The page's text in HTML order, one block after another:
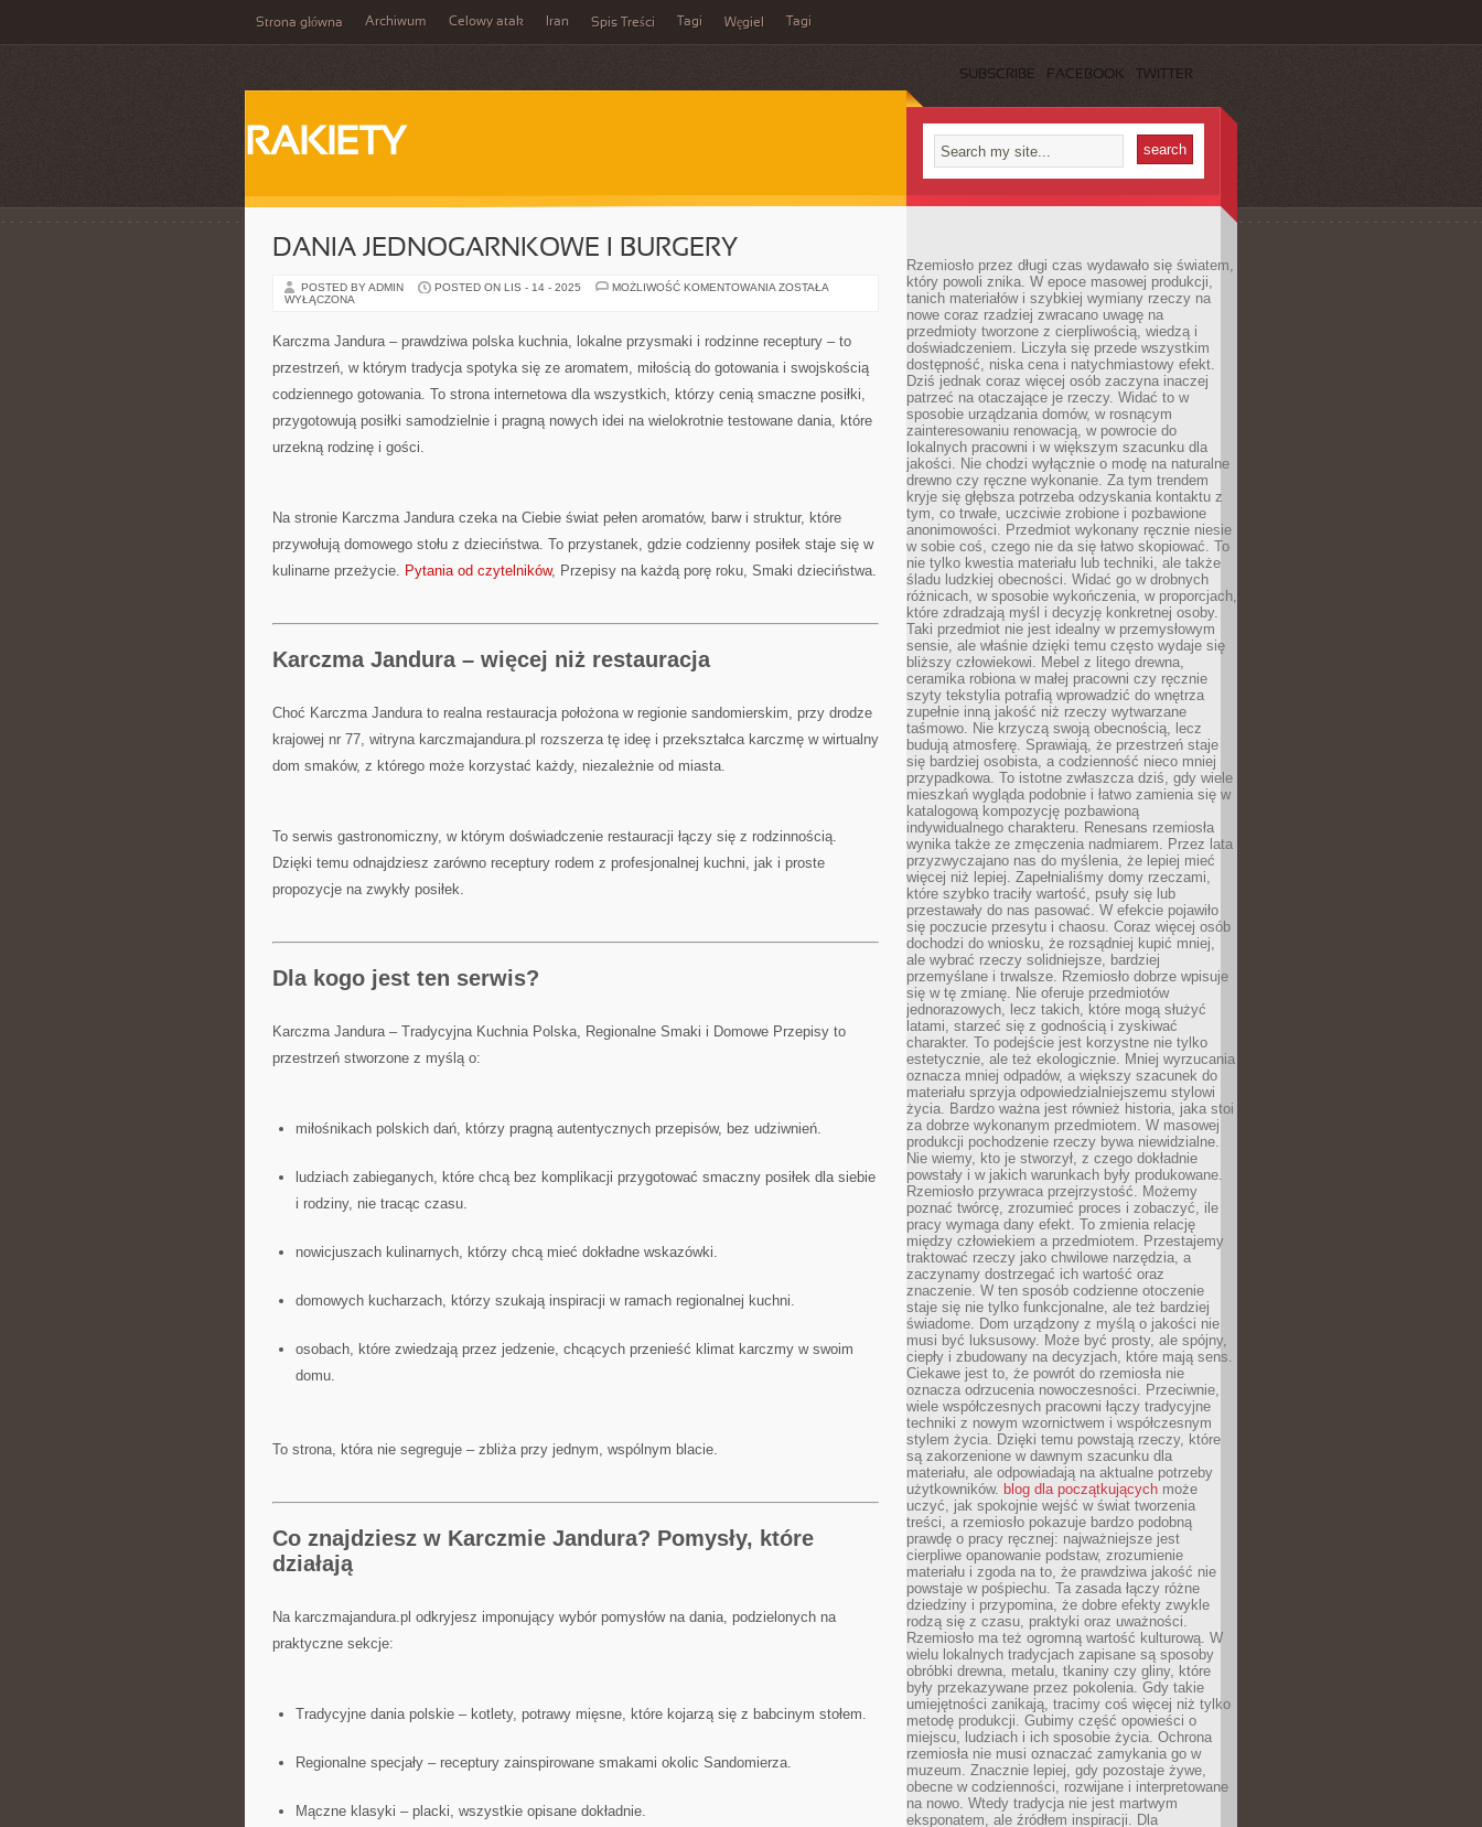
Strona główna Archiwum Celowy atak Iran Spis Treści Tagi Węgiel Tagi
SUBSCRIBE FACEBOOK TWITTER
RAKIETY
DANIA JEDNOGARNKOWE I BURGERY
POSTED BY ADMIN POSTED ON LIS - 14 - 2025 MOŻLIWOŚĆ KOMENTOWANIA DANIA
ZOSTAŁA
WYŁĄCZONA
Karczma Jandura – prawdziwa polska kuchnia, lokalne przysmaki i rodzinne receptury – to
przestrzeń, w którym tradycja spotyka się ze aromatem, miłością do gotowania i swojskością
codziennego gotowania. To strona internetowa dla wszystkich, którzy cenią smaczne posiłki,
przygotowują posiłki samodzielnie i pragną nowych idei na wielokrotnie testowane dania, które
urzekną rodzinę i gości.
Na stronie Karczma Jandura czeka na Ciebie świat pełen aromatów, barw i struktur, które
przywołują domowego stołu z dzieciństwa. To przystanek, gdzie codzienny posiłek staje się w
kulinarne przeżycie. Pytania od czytelników, Przepisy na każdą porę roku, Smaki dzieciństwa.
Karczma Jandura – więcej niż restauracja
Choć Karczma Jandura to realna restauracja położona w regionie sandomierskim, przy drodze
krajowej nr 77, witryna karczmajandura.pl rozszerza tę ideę i przekształca karczmę w wirtualny
dom smaków, z którego może korzystać każdy, niezależnie od miasta.
To serwis gastronomiczny, w którym doświadczenie restauracji łączy się z rodzinnością.
Dzięki temu odnajdziesz zarówno receptury rodem z profesjonalnej kuchni, jak i proste
propozycje na zwykły posiłek.
Dla kogo jest ten serwis?
Karczma Jandura – Tradycyjna Kuchnia Polska, Regionalne Smaki i Domowe Przepisy to
przestrzeń stworzone z myślą o:
miłośnikach polskich dań, którzy pragną autentycznych przepisów, bez udziwnień.
ludziach zabieganych, które chcą bez komplikacji przygotować smaczny posiłek dla siebie
i rodziny, nie tracąc czasu.
nowicjuszach kulinarnych, którzy chcą mieć dokładne wskazówki.
domowych kucharzach, którzy szukają inspiracji w ramach regionalnej kuchni.
osobach, które zwiedzają przez jedzenie, chcących przenieść klimat karczmy w swoim
domu.
To strona, która nie segreguje – zbliża przy jednym, wspólnym blacie.
Co znajdziesz w Karczmie Jandura? Pomysły, które
działają
Na karczmajandura.pl odkryjesz imponujący wybór pomysłów na dania, podzielonych na
praktyczne sekcje:
Tradycyjne dania polskie – kotlety, potrawy mięsne, które kojarzą się z babcinym stołem.
Regionalne specjały – receptury zainspirowane smakami okolic Sandomierza.
Mączne klasyki – placki, wszystkie opisane dokładnie.
Rzemiosło przez długi czas wydawało się światem,
który powoli znika. W epoce masowej produkcji,
tanich materiałów i szybkiej wymiany rzeczy na
nowe coraz rzadziej zwracano uwagę na
przedmioty tworzone z cierpliwością, wiedzą i
doświadczeniem. Liczyła się przede wszystkim
dostępność, niska cena i natychmiastowy efekt.
Dziś jednak coraz więcej osób zaczyna inaczej
patrzeć na otaczające je rzeczy. Widać to w
sposobie urządzania domów, w rosnącym
zainteresowaniu renowacją, w powrocie do
lokalnych pracowni i w większym szacunku dla
jakości. Nie chodzi wyłącznie o modę na naturalne
drewno czy ręczne wykonanie. Za tym trendem
kryje się głębsza potrzeba odzyskania kontaktu z
tym, co trwałe, uczciwie zrobione i pozbawione
anonimowości. Przedmiot wykonany ręcznie niesie
w sobie coś, czego nie da się łatwo skopiować. To
nie tylko kwestia materiału lub techniki, ale także
śladu ludzkiej obecności. Widać go w drobnych
różnicach, w sposobie wykończenia, w proporcjach,
które zdradzają myśl i decyzję konkretnej osoby.
Taki przedmiot nie jest idealny w przemysłowym
sensie, ale właśnie dzięki temu często wydaje się
bliższy człowiekowi. Mebel z litego drewna,
ceramika robiona w małej pracowni czy ręcznie
szyty tekstylia potrafią wprowadzić do wnętrza
zupełnie inną jakość niż rzeczy wytwarzane
taśmowo. Nie krzyczą swoją obecnością, lecz
budują atmosferę. Sprawiają, że przestrzeń staje
się bardziej osobista, a codzienność nieco mniej
przypadkowa. To istotne zwłaszcza dziś, gdy wiele
mieszkań wygląda podobnie i łatwo zamienia się w
katalogową kompozycję pozbawioną
indywidualnego charakteru. Renesans rzemiosła
wynika także ze zmęczenia nadmiarem. Przez lata
przyzwyczajano nas do myślenia, że lepiej mieć
więcej niż lepiej. Zapełnialiśmy domy rzeczami,
które szybko traciły wartość, psuły się lub
przestawały do nas pasować. W efekcie pojawiło
się poczucie przesytu i chaosu. Coraz więcej osób
dochodzi do wniosku, że rozsądniej kupić mniej,
ale wybrać rzeczy solidniejsze, bardziej
przemyślane i trwalsze. Rzemiosło dobrze wpisuje
się w tę zmianę. Nie oferuje przedmiotów
jednorazowych, lecz takich, które mogą służyć
latami, starzeć się z godnością i zyskiwać
charakter. To podejście jest korzystne nie tylko
estetycznie, ale też ekologicznie. Mniej wyrzucania
oznacza mniej odpadów, a większy szacunek do
materiału sprzyja odpowiedzialniejszemu stylowi
życia. Bardzo ważna jest również historia, jaka stoi
za dobrze wykonanym przedmiotem. W masowej
produkcji pochodzenie rzeczy bywa niewidzialne.
Nie wiemy, kto je stworzył, z czego dokładnie
powstały i w jakich warunkach były produkowane.
Rzemiosło przywraca przejrzystość. Możemy
poznać twórcę, zrozumieć proces i zobaczyć, ile
pracy wymaga dany efekt. To zmienia relację
między człowiekiem a przedmiotem. Przestajemy
traktować rzeczy jako chwilowe narzędzia, a
zaczynamy dostrzegać ich wartość oraz
znaczenie. W ten sposób codzienne otoczenie
staje się nie tylko funkcjonalne, ale też bardziej
świadome. Dom urządzony z myślą o jakości nie
musi być luksusowy. Może być prosty, ale spójny,
ciepły i zbudowany na decyzjach, które mają sens.
Ciekawe jest to, że powrót do rzemiosła nie
oznacza odrzucenia nowoczesności. Przeciwnie,
wiele współczesnych pracowni łączy tradycyjne
techniki z nowym wzornictwem i współczesnym
stylem życia. Dzięki temu powstają rzeczy, które
są zakorzenione w dawnym szacunku dla
materiału, ale odpowiadają na aktualne potrzeby
użytkowników. blog dla początkujących może
uczyć, jak spokojnie wejść w świat tworzenia
treści, a rzemiosło pokazuje bardzo podobną
prawdę o pracy ręcznej: najważniejsze jest
cierpliwe opanowanie podstaw, zrozumienie
materiału i zgoda na to, że prawdziwa jakość nie
powstaje w pośpiechu. Ta zasada łączy różne
dziedziny i przypomina, że dobre efekty zwykle
rodzą się z czasu, praktyki oraz uważności.
Rzemiosło ma też ogromną wartość kulturową. W
wielu lokalnych tradycjach zapisane są sposoby
obróbki drewna, metalu, tkaniny czy gliny, które
były przekazywane przez pokolenia. Gdy takie
umiejętności zanikają, tracimy coś więcej niż tylko
metodę produkcji. Gubimy część opowieści o
miejscu, ludziach i ich sposobie życia. Ochrona
rzemiosła nie musi oznaczać zamykania go w
muzeum. Znacznie lepiej, gdy pozostaje żywe,
obecne w codzienności, rozwijane i interpretowane
na nowo. Wtedy tradycja nie jest martwym
eksponatem, ale źródłem inspiracji. Dla